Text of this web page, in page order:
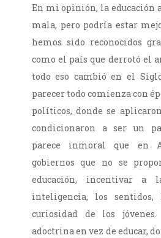
En mi opinión, la educación
mala, pero podría estar
hemos sido reconocidos
como el país que derrotó el
todo eso cambió en el
parecer todo comienza con
políticos, donde se
condicionaron a ser un
parece inmoral que en
gobiernos que no se
educación, incentivar a
inteligencia, los
curiosidad de los
adoctrina en vez de educar,